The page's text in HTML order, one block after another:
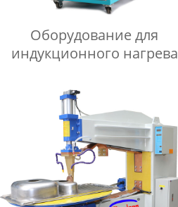
Оборудование для
индукционного нагрева